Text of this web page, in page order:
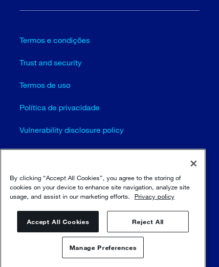
Termos e condições
Trust and security
Termos de uso
Política de privacidade
Vulnerability disclosure policy
Configurações de cookies (EN)
Mapa do site
© Sulzer Ltd 1996 - 2025
By clicking “Accept All Cookies”, you agree to the storing of
cookies on your device to enhance site navigation, analyze site
usage, and assist in our marketing efforts.
Privacy policy
Accept All Cookies Reject All
Manage Preferences